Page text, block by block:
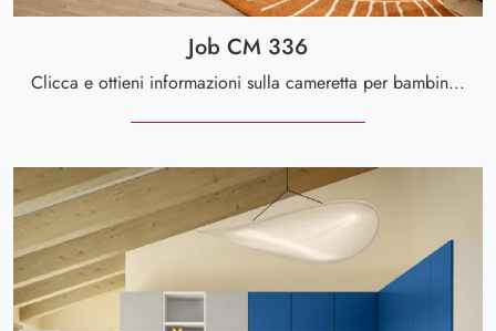
Job CM 336
Clicca e ottieni informazioni sulla cameretta per bambine Job CM 336! Le Camerette a ponte Giessegi ti aspettano.